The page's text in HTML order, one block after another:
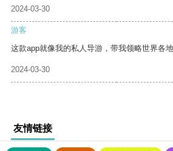
2024-03-30
游客
这款app就像我的私人导游，带我领略世界各地
2024-03-30
友情链接